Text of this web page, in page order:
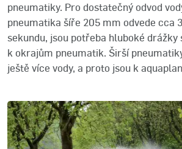
pneumatiky. Pro dostatečný odvod
pneumatika šíře 205 mm odvede cca
sekundu, jsou potřeba hluboké
k okrajům pneumatik. Širší
ještě více vody, a proto jsou k